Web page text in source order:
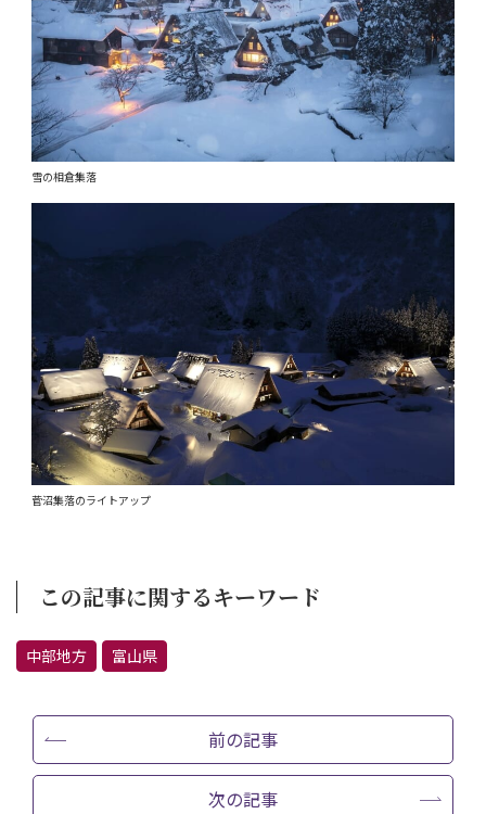
雪の相倉集落
菅沼集落のライトアップ
この記事に関するキーワード
中部地方 富山県
前の記事
次の記事